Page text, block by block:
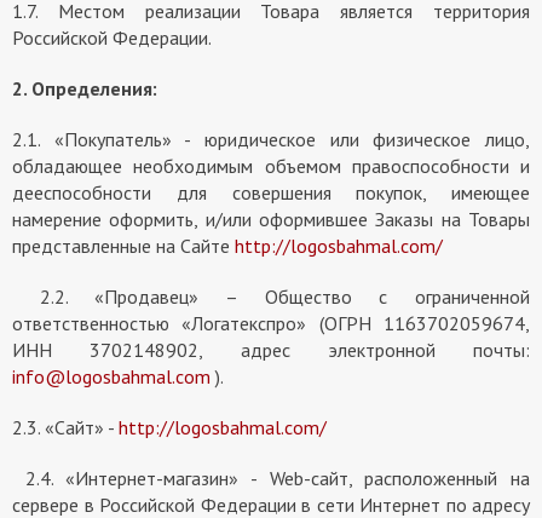
1.7. Местом реализации Товара является территория
Российской Федерации.
2. Определения:
2.1. «Покупатель» - юридическое или физическое лицо,
обладающее необходимым объемом правоспособности и
дееспособности для совершения покупок, имеющее
намерение оформить, и/или оформившее Заказы на Товары
представленные на Cайте http://logosbahmal.com/
2.2. «Продавец» – Общество с ограниченной
ответственностью «Логатекспро» (ОГРН 1163702059674,
ИНН 3702148902, адрес электронной почты:
info@logosbahmal.com ).
2.3. «Сайт» - http://logosbahmal.com/
2.4. «Интернет-магазин» - Web-сайт, расположенный на
сервере в Российской Федерации в сети Интернет по адресу